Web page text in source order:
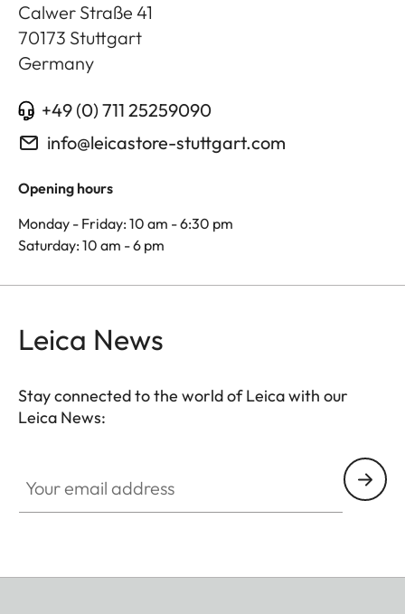
Calwer Straße 41
70173 Stuttgart
Germany
+49 (0) 711 25259090
info@leicastore-stuttgart.com
Opening hours
Monday - Friday: 10 am - 6:30 pm
Saturday: 10 am - 6 pm
Leica News
Stay connected to the world of Leica with our
Leica News: